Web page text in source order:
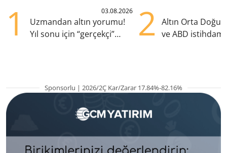
1 03.08.2026
Uzmandan altın yorumu!
Yıl sonu için “gerçekçi”
2
Altın Orta Doğu
ve ABD
Sponsorlu | 2026/2Ç Kar/Zarar 17.84%-82.16%